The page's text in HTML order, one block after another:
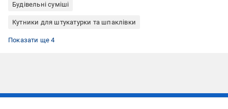
Будівельні суміші
Кутники для штукатурки та шпаклівки
Кутники перфоровані (перфокут)
Кутники штукатурні 3 м
Кутники штукатурні алюміній
Кутники штукатурні без армуючої сітки
Показати ще 4